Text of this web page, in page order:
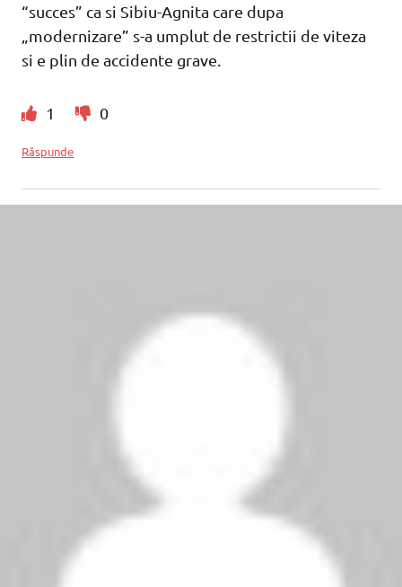
“succes” ca si Sibiu-Agnita care dupa
„modernizare” s-a umplut de restrictii de viteza
si e plin de accidente grave.
1 0
Răspunde